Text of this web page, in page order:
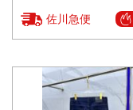
佐川急便